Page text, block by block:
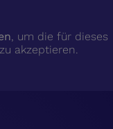
, um die für dieses
akzeptieren.